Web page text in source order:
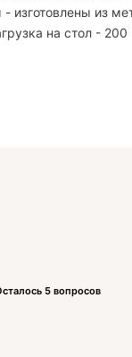
из
на стол - 200
5 вопросов